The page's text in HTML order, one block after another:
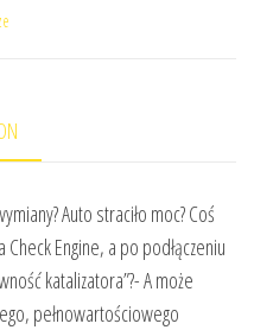
Auto straciło moc? Coś
Engine, a po podłączeniu
katalizatora”?- A może
pełnowartościowego